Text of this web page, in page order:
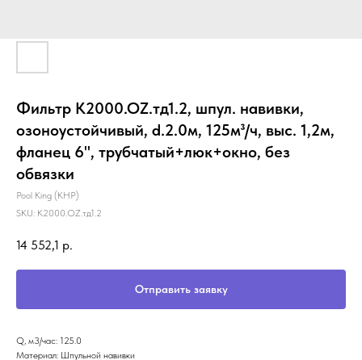
Фильтр K2000.OZ.тд1.2, шпул. навивки,
озоноустойчивый, d.2.0м, 125м³/ч, выс. 1,2м,
фланец 6", трубчатый+люк+окно, без
обвязки
Pool King (КНР)
SKU: K2000.OZ.тд1.2
14 552,1 р.
Отправить заявку
Q, м3/час: 125.0
Материал: Шпульной навивки